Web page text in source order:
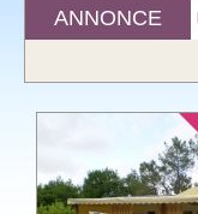
ANNONCE